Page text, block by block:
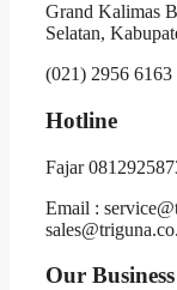
Grand Kalimas
Selatan,
(021) 2956 6163
Hotline
Fajar
Email :
Our